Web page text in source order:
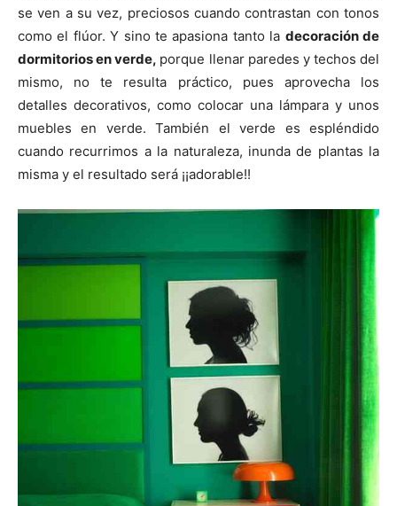
se ven a su vez, preciosos cuando contrastan con tonos
como el flúor. Y sino te apasiona tanto la decoración de
dormitorios en verde, porque llenar paredes y techos del
mismo, no te resulta práctico, pues aprovecha los
detalles decorativos, como colocar una lámpara y unos
muebles en verde. También el verde es espléndido
cuando recurrimos a la naturaleza, inunda de plantas la
misma y el resultado será ¡¡adorable!!